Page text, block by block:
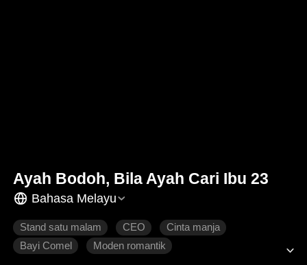
Ayah Bodoh, Bila Ayah Cari Ibu 23
Bahasa Melayu
Stand satu malam CEO
Cinta manja
Bayi Comel
Moden romantik